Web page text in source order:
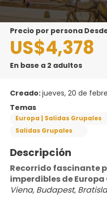
precio por persona
US$4,378
En base a 2 adultos
Creado:jueves, 20 de
Temas
Europa | Salidas Grupales
Salidas Grupales
Descripción
Recorrido fascinante
imperdibles de
Viena, Budapest,